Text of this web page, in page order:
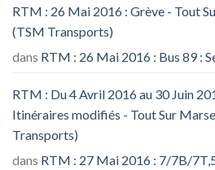
RTM : 26 Mai 2016 : Grève - Tout
(TSM Transports)
dans RTM : 26 Mai 2016 : Bus 89 :
RTM : Du 4 Avril 2016 au 30 Juin
Itinéraires modifiés - Tout Sur
Transports)
dans RTM : 27 Mai 2016 : 7/7B/